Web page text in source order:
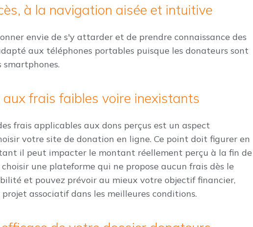
à la navigation aisée et intuitive
envie de s'y attarder et de prendre connaissance des
aux téléphones portables puisque les donateurs sont
frais faibles voire inexistants
frais applicables aux dons perçus est un aspect
votre site de donation en ligne. Ce point doit figurer en
il peut impacter le montant réellement perçu à la fin de
une plateforme qui ne propose aucun frais dès le
et pouvez prévoir au mieux votre objectif financier,
associatif dans les meilleures conditions.